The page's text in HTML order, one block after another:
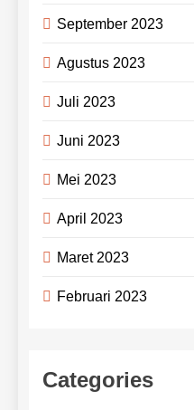
September 2023
Agustus 2023
Juli 2023
Juni 2023
Mei 2023
April 2023
Maret 2023
Februari 2023
Categories